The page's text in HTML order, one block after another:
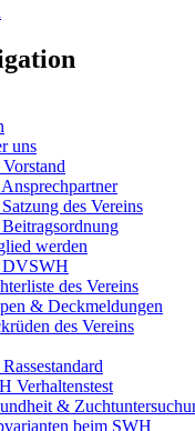
uns
des Vereins
werden
DVSWH
des Vereins
& Deckmeldungen
des Vereins
Verhaltenstest
&
beim SWH